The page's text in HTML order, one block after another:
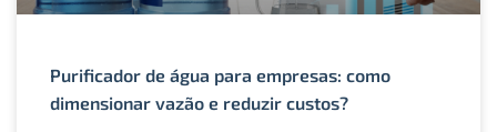
Purificador de água para empresas: como
dimensionar vazão e reduzir custos?